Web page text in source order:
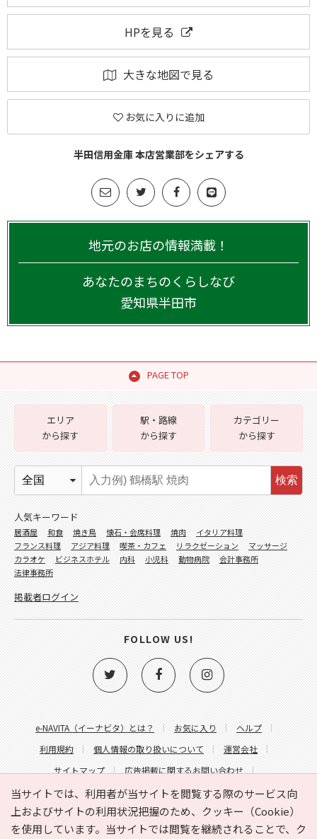
HPを見る
大きな地図で見る
お気に入りに追加
半田信用金庫 本店営業部をシェアする
地元のお店の情報満載！
あなたのまちのくらしなび
愛知県半田市
PAGE TOP
当サイトでは、利用者が当サイトを閲覧する際のサービス向
上およびサイトの利用状況把握のため、クッキー（Cookie）
を使用しています。当サイトでは閲覧を継続されることで、ク
e-NAVITA（イーナビタ）とは？ お気に入り
ヘルプ
利用規約
個人情報の取り扱いについて
運営会社
サイトマップ
広告掲載に関するお問い合わせ
サイトの内容に関するお問い合わせ
エリア
から探す
駅・路線
から探す
カテゴリー
から探す
検索
人気キーワード
居酒屋 和食 焼き鳥 懐石・会席料理 焼肉
イタリア料理
フランス料理
アジア料理 喫茶・カフェ リラクゼーション
マッサージ
カラオケ
ビジネスホテル 内科 小児科 動物病院
会計事務所
法律事務所
掲載者ログイン
FOLLOW US!